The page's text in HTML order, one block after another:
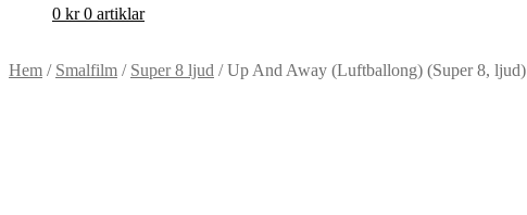
0 kr 0 artiklar
Hem / Smalfilm / Super 8 ljud /Up And Away (Luftballong) (Super 8, ljud)